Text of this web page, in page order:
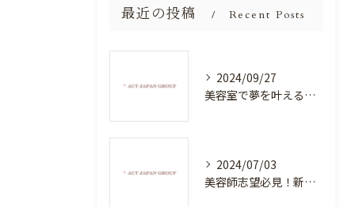
最近の投稿 Recent Posts
2024/09/27
美容室で夢を叶える！自分を磨く新たなチャンス
2024/07/03
美容師志望必見！新たな価値を創造する美容室でハイレベルな技術を学べる環境